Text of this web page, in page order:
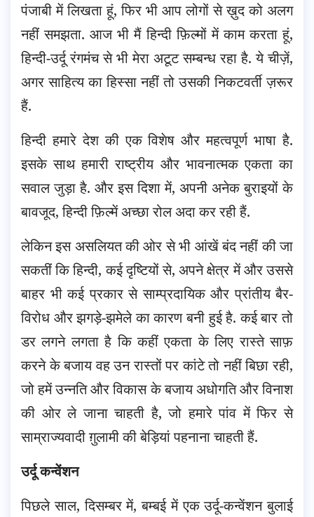
पंजाबी में लिखता हूं, फिर भी आप लोगों से ख़ुद को अलग
नहीं समझता. आज भी मैं हिन्दी फ़िल्मों में काम करता हूं,
हिन्दी-उर्दू रंगमंच से भी मेरा अटूट सम्बन्ध रहा है. ये चीज़ें,
अगर साहित्य का हिस्सा नहीं तो उसकी निकटवर्ती ज़रूर
हैं.
हिन्दी हमारे देश की एक विशेष और महत्वपूर्ण भाषा है.
इसके साथ हमारी राष्ट्रीय और भावनात्मक एकता का
सवाल जुड़ा है. और इस दिशा में, अपनी अनेक बुराइयों के
बावजूद, हिन्दी फ़िल्में अच्छा रोल अदा कर रही हैं.
लेकिन इस असलियत की ओर से भी आंखें बंद नहीं की जा
सकतीं कि हिन्दी, कई दृष्टियों से, अपने क्षेत्र में और उससे
बाहर भी कई प्रकार से साम्प्रदायिक और प्रांतीय बैर-
विरोध और झगड़े-झमेले का कारण बनी हुई है. कई बार तो
डर लगने लगता है कि कहीं एकता के लिए रास्ते साफ़
करने के बजाय वह उन रास्तों पर कांटे तो नहीं बिछा रही,
जो हमें उन्नति और विकास के बजाय अधोगति और विनाश
की ओर ले जाना चाहती है, जो हमारे पांव में फिर से
साम्राज्यवादी ग़ुलामी की बेड़ियां पहनाना चाहती हैं.
उर्दू कन्वेंशन
पिछले साल, दिसम्बर में, बम्बई में एक उर्दू-कन्वेंशन बुलाई